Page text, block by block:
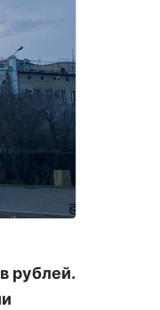
рублей.